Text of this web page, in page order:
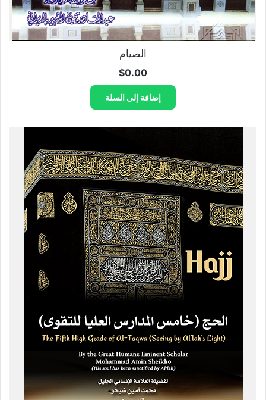
الصيام
$0.00
إضافة إلى السلة